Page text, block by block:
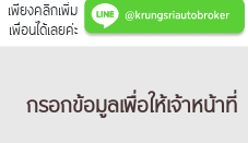
เพียงคลิกเพิ่ม
เพื่อนได้เลยค่ะ
กรอกข้อมูลเพื่อให้เจ้าหน้าที่